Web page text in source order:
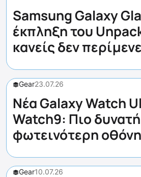
Samsung Galaxy
έκπληξη του
κανείς δεν περίμενε
Gear23.07.26
Νέα Galaxy Watch
Watch9: Πιο
φωτεινότερη οθόνη
Gear10.07.26